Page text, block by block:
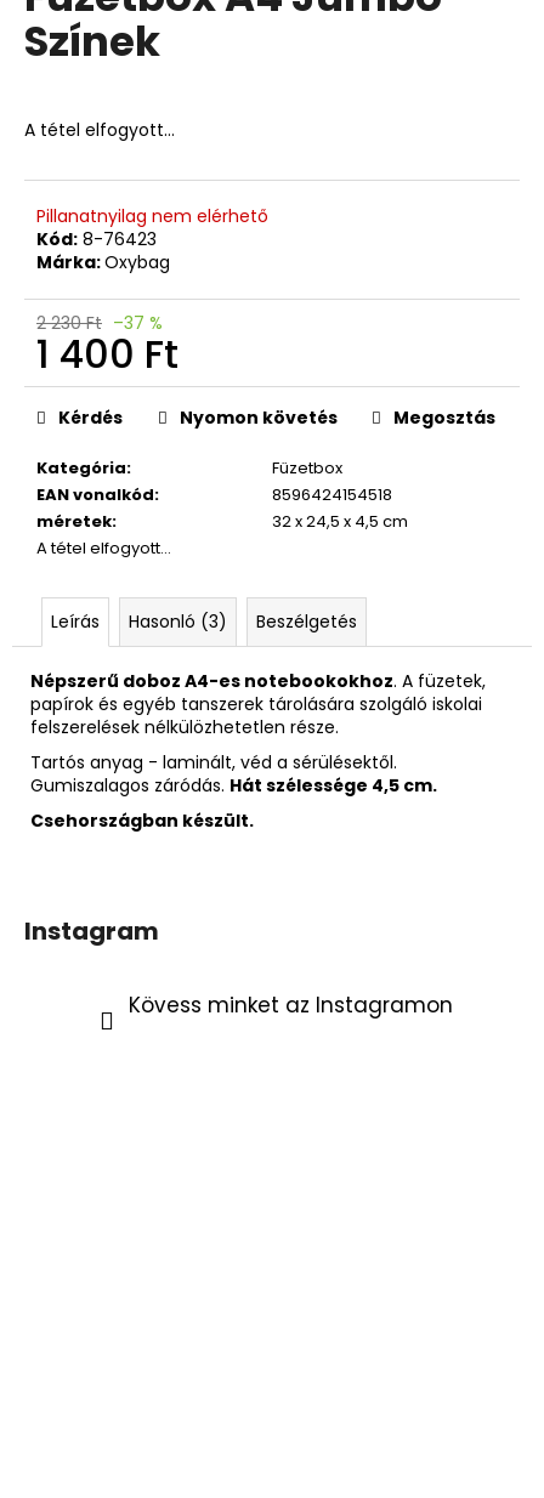
5-
ből
Színek
A tétel elfogyott…
Pillanatnyilag nem elérhető
Kód: 8-76423
Márka:Oxybag
2 230 Ft –37 %
1 400 Ft
Egységár:
Kategória:
Füzetbox
EAN vonalkód:
8596424154518
méretek:
32 x 24,5 x 4,5 cm
A tétel elfogyott…
Kérdés Nyomon követés Megosztás
Leírás Hasonló (3) Beszélgetés
Népszerű doboz A4-es notebookokhoz. A füzetek,
papírok és egyéb tanszerek tárolására szolgáló iskolai
felszerelések nélkülözhetetlen része.
Tartós anyag - laminált, véd a sérülésektől.
Gumiszalagos záródás. Hát szélessége 4,5 cm.
Csehországban készült.
á
l
u
k
RÉSZES
SZETT
PREMIUM
ONE
PILLANGÓ
18
790
Ft
Instagram
Kövess minket az Instagramon